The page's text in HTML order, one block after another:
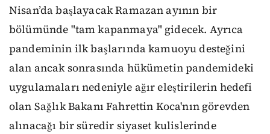
Nisan’da başlayacak Ramazan ayının bir
bölümünde "tam kapanmaya" gidecek. Ayrıca
pandeminin ilk başlarında kamuoyu desteğini
alan ancak sonrasında hükümetin pandemideki
uygulamaları nedeniyle ağır eleştirilerin hedefi
olan Sağlık Bakanı Fahrettin Koca'nın görevden
alınacağı bir süredir siyaset kulislerinde